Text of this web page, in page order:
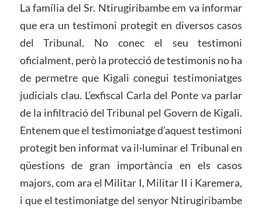
La família del Sr. Ntirugiribambe em va informar
que era un testimoni protegit en diversos casos
del Tribunal. No conec el seu testimoni
oficialment, però la protecció de testimonis no ha
de permetre que Kigali conegui testimoniatges
judicials clau. L’exfiscal Carla del Ponte va parlar
de la infiltració del Tribunal pel Govern de Kigali.
Entenem que el testimoniatge d’aquest testimoni
protegit ben informat va il·luminar el Tribunal en
qüestions de gran importància en els casos
majors, com ara el Militar I, Militar II i Karemera,
i que el testimoniatge del senyor Ntirugiribambe